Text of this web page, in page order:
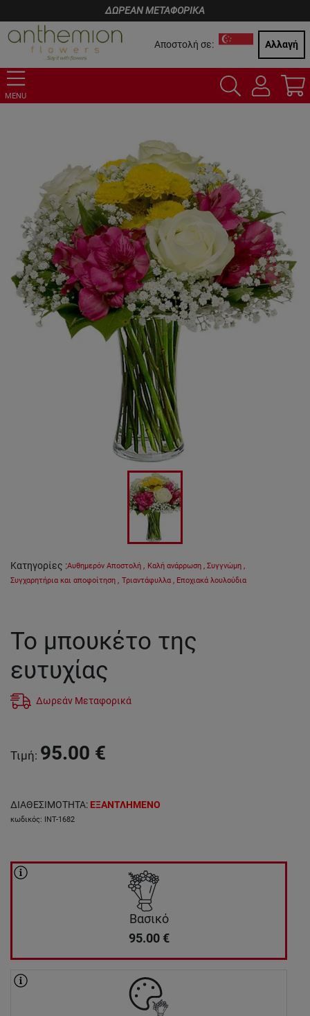
ΔΩΡΕΑΝ ΜΕΤΑΦΟΡΙΚΑ
Αποστολή σε: Αλλαγή
MENU
Κατηγορίες :Αυθημερόν Αποστολή , Καλή ανάρρωση , Συγγνώμη ,
Συγχαρητήρια και αποφοίτηση , Τριαντάφυλλα , Εποχιακά λουλούδια
Το μπουκέτο της
ευτυχίας
Δωρεάν Μεταφορικά
Τιμή: 95.00 €
ΔΙΑΘΕΣΙΜΟΤΗΤΑ: ΕΞΑΝΤΛΗΜΕΝΟ
κωδικός: INT-1682
Βασικό
95.00 €